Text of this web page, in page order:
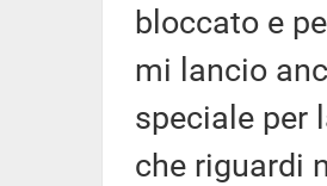
bloccato e
mi lancio
speciale per
che riguardi